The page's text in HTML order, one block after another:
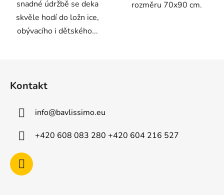
snadné údržbě se deka
skvěle hodí do ložn ice,
obývacího i dětského...
rozměru 70x90 cm.
Kontakt
info@bavlissimo.eu
+420 608 083 280 +420 604 216 527